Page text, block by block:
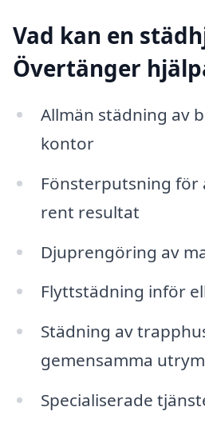
Vad kan en
Övertänger
Allmän städning av
kontor
Fönsterputsning
rent resultat
Djuprengöring av
Flyttstädning inför
Städning av
gemensamma
Specialiserade